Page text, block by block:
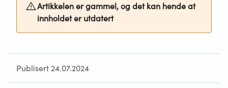
Artikkelen er gammel, og det kan hende at
innholdet er utdatert
Publisert 24.07.2024